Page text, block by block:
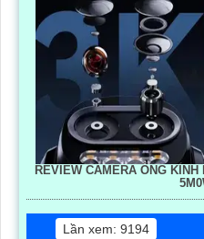
REVIEW CAMERA ỐNG
Lần xem: 9194